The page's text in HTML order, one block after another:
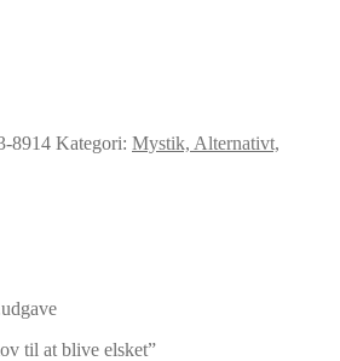
8914 Kategori: Mystik, Alternativt,
til at blive elsket”